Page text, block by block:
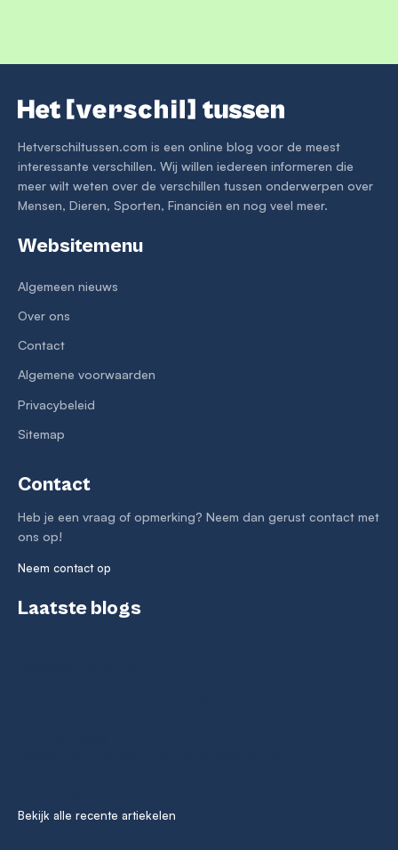
Hetverschiltussen.com is een online blog voor de meest
interessante verschillen. Wij willen iedereen informeren die
meer wilt weten over de verschillen tussen onderwerpen over
Mensen, Dieren, Sporten, Financiën en nog veel meer.
Websitemenu
Algemeen nieuws
Over ons
Contact
Algemene voorwaarden
Privacybeleid
Sitemap
Contact
Heb je een vraag of opmerking? Neem dan gerust contact met
ons op!
Neem contact op
Laatste blogs
Bekijk alle recente artiekelen